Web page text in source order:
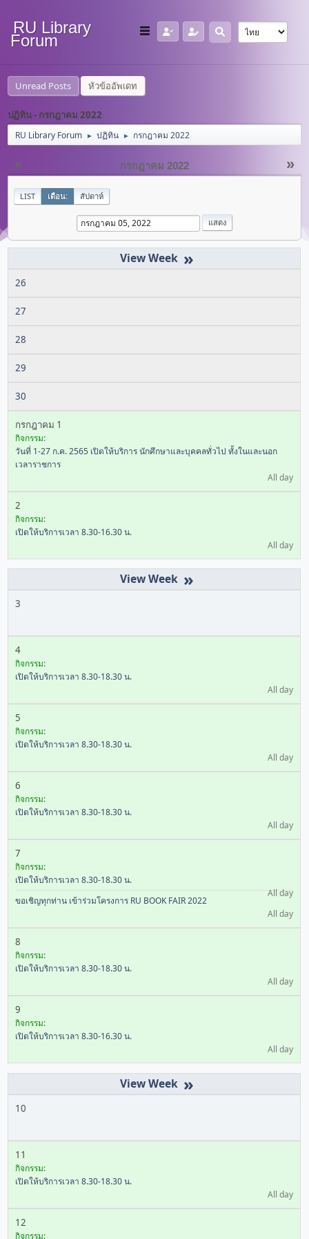
RU Library
Forum
Unread Posts หัวข้ออัพเดท
ปฏิทิน - กรกฎาคม 2022
RU Library Forum ► ปฏิทิน ► กรกฎาคม 2022
« »
กรกฎาคม 2022
LIST เดือน: สัปดาห์
»
26
27
28
29
30
กรกฎาคม 1
กิจกรรม:
วันที่ 1-27 ก.ค. 2565 เปิดให้บริการ นักศึกษาและบุคคลทั่วไป ทั้งในและนอก
เวลาราชการ
All day
2
กิจกรรม:
เปิดให้บริการเวลา 8.30-16.30 น.
All day
»
3
4
กิจกรรม:
เปิดให้บริการเวลา 8.30-18.30 น.
All day
5
กิจกรรม:
เปิดให้บริการเวลา 8.30-18.30 น.
All day
6
กิจกรรม:
เปิดให้บริการเวลา 8.30-18.30 น.
All day
7
กิจกรรม:
เปิดให้บริการเวลา 8.30-18.30 น.
All day
ขอเชิญทุกท่าน เข้าร่วมโครงการ RU BOOK FAIR 2022
All day
8
กิจกรรม:
เปิดให้บริการเวลา 8.30-18.30 น.
All day
9
กิจกรรม:
เปิดให้บริการเวลา 8.30-16.30 น.
All day
»
10
11
กิจกรรม:
เปิดให้บริการเวลา 8.30-18.30 น.
All day
12
กิจกรรม: